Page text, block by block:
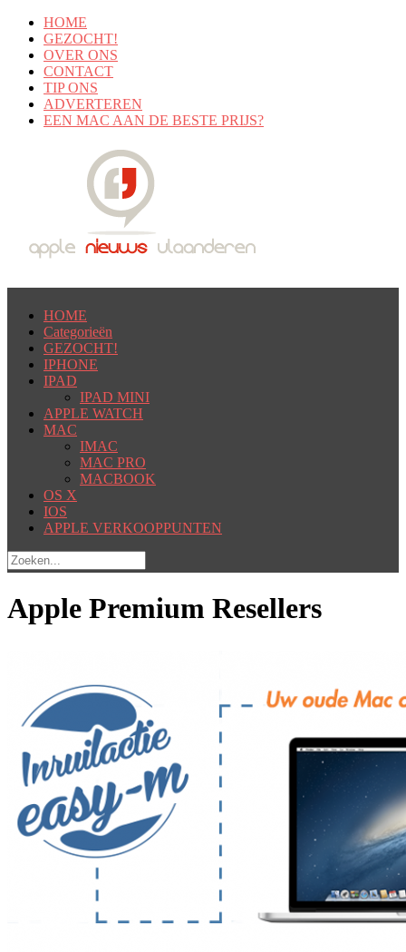
HOME
GEZOCHT!
OVER ONS
CONTACT
TIP ONS
ADVERTEREN
EEN MAC AAN DE BESTE PRIJS?
HOME
Categorieën
GEZOCHT!
IPHONE
IPAD
IPAD MINI
APPLE WATCH
MAC
IMAC
MAC PRO
MACBOOK
OS X
IOS
APPLE VERKOOPPUNTEN
Apple Premium Resellers